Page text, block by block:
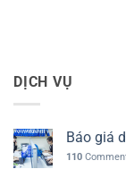
DỊCH VỤ
Báo giá
110